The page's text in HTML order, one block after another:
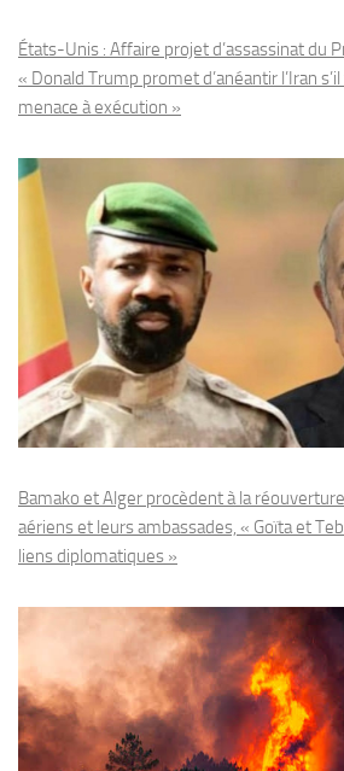
États-Unis : Affaire projet d’assassinat du
« Donald Trump promet d’anéantir l’Iran
menace à exécution »
Bamako et Alger procèdent à la
aériens et leurs ambassades, « Goïta et
liens diplomatiques »